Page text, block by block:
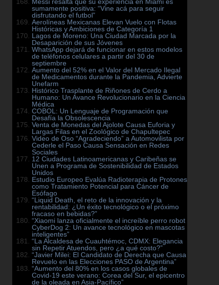
sumamente positiva: “Vine acá para seguir
disfrutando el futbol”
Aerolíneas Mexicanas Elevan Vuelo con Flotas
Históricas y Ambiciones de Categoría 1
Lagos de Moreno: Una Ciudad Marcada por la
Desaparición de sus Jóvenes
WhatsApp dejará de funcionar en estos modelos
de teléfonos celulares a partir del 30 de
septiembre
Aumento del 52% en el Valor del Mercado Ilegal
de Medicamentos durante la Pandemia, Advierte
Unefarm
Histórico Trasplante de Riñones de Cerdo a
Humano: Un Avance Revolucionario en la Ciencia
Médica
COBOL: Un Lenguaje de Programación que
Desafía la Obsolescencia
Venta de Monedas del Ajolote Causa Euforia y
Largas Filas en el Zoológico de Chapultepec
Video de Oso “Agradeciendo” a Automovilista por
Cederle el Paso Causa Sensación en Redes
Sociales
12 Ciudades Latinoamericanas y Caribeñas se
Unen a Programa de Sostenibilidad de Estados
Unidos
Estudio Europeo Evalúa Radioterapia de Protones
como Tratamiento Potencial para Cáncer de
Esófago
“Liquid Death, el reto de la innovación y la
rentabilidad: ¿Un éxito tecnológico o el próximo
fracaso en bebidas?”
“Xiaomi lanza oficialmente el increíble perro robot
CyberDog 2: Un avance tecnológico en mascotas
inteligentes”
“La Alcaldesa de Cuauhtémoc, CDMX: Elegancia
sin Repetir Atuendos, pero ¿a qué costo?”
“Javier Milei: El Candidato de Derecha que Causa
Revuelo en las Elecciones PASO de Argentina”
“Aumento del 80% en los casos globales de
Covid-19 este verano: Corea del Sur, el epicentro
de la oleada en Asia-Pacífico”